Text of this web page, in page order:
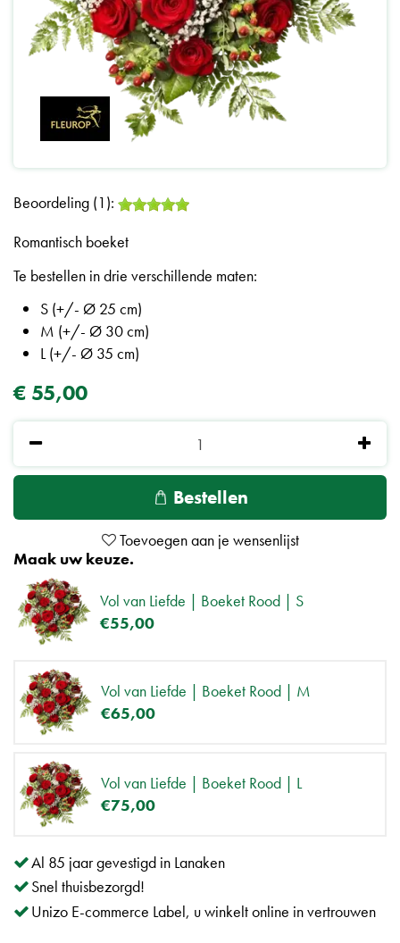
Beoordeling (1):
Romantisch boeket
Te bestellen in drie verschillende maten:
S (+/- Ø 25 cm)
M (+/- Ø 30 cm)
L (+/- Ø 35 cm)
€ 55,00
Maak uw keuze.
Vol van Liefde | Boeket Rood | S
€55,00
Vol van Liefde | Boeket Rood | M
€65,00
Vol van Liefde | Boeket Rood | L
€75,00
Al 85 jaar gevestigd in Lanaken
Snel thuisbezorgd!
Unizo E-commerce Label, u winkelt online in vertrouwen